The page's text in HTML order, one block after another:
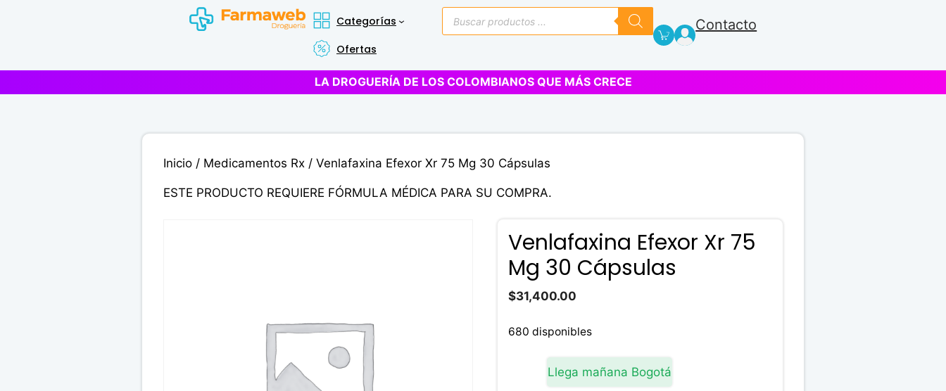
Categorías
Ofertas
Búsqueda
de
productos
Contacto
LA DROGUERÍA DE LOS COLOMBIANOS QUE MÁS CRECE
Inicio/ Medicamentos Rx/ Venlafaxina Efexor Xr 75 Mg 30 Cápsulas
ESTE PRODUCTO REQUIERE FÓRMULA MÉDICA PARA SU COMPRA.
Venlafaxina Efexor Xr 75
Mg 30 Cápsulas
$31,400.00
680 disponibles
Llega mañana Bogotá